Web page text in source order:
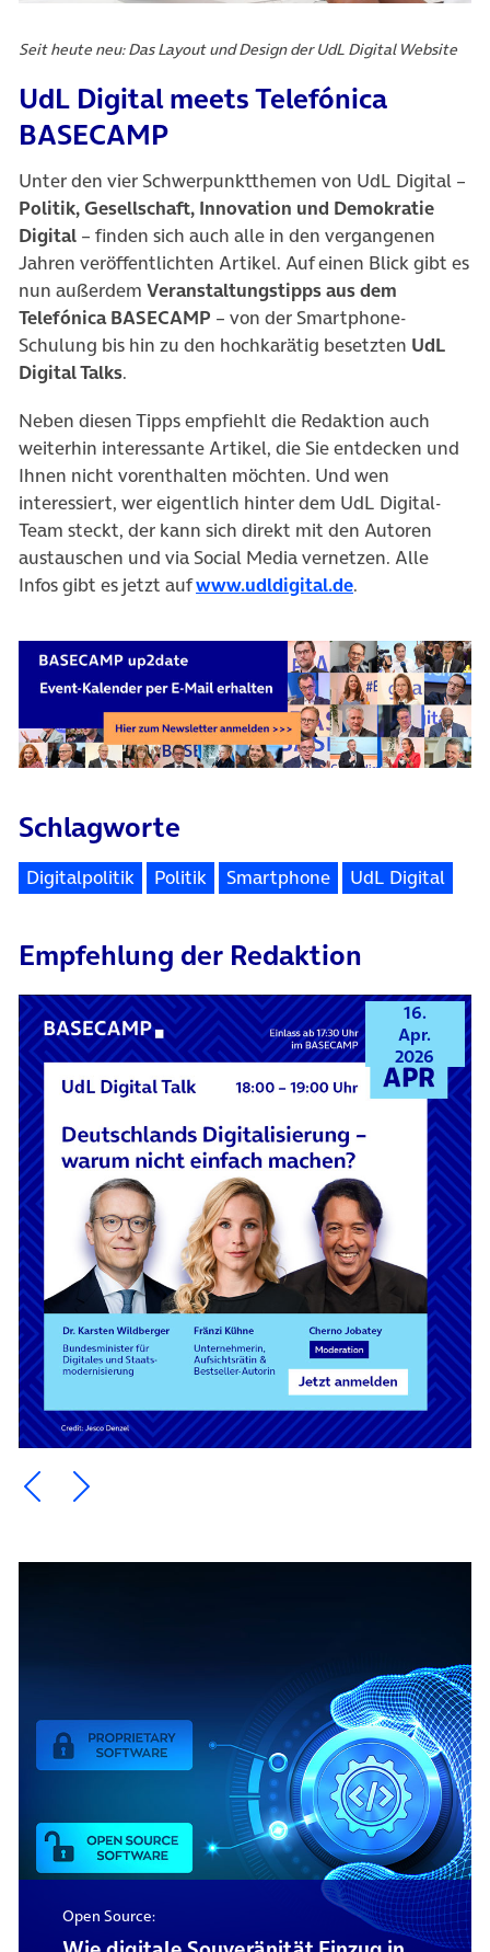
Seit heute neu: Das Layout und Design der UdL Digital Website
UdL Digital meets Telefónica
BASECAMP
Unter den vier Schwerpunktthemen von UdL Digital –
Politik, Gesellschaft, Innovation und Demokratie
Digital – finden sich auch alle in den vergangenen
Jahren veröffentlichten Artikel. Auf einen Blick gibt es
nun außerdem Veranstaltungstipps aus dem
Telefónica BASECAMP – von der Smartphone-
Schulung bis hin zu den hochkarätig besetzten UdL
Digital Talks.
Neben diesen Tipps empfiehlt die Redaktion auch
weiterhin interessante Artikel, die Sie entdecken und
Ihnen nicht vorenthalten möchten. Und wen
interessiert, wer eigentlich hinter dem UdL Digital-
Team steckt, der kann sich direkt mit den Autoren
austauschen und via Social Media vernetzen. Alle
Infos gibt es jetzt aufwww.udldigital.de.
Schlagworte
Digitalpolitik Politik Smartphone UdL Digital
Empfehlung der Redaktion
16.
Apr.
2026
Ein Element zurück blättern
Ein Element weiter blättern
Open Source: